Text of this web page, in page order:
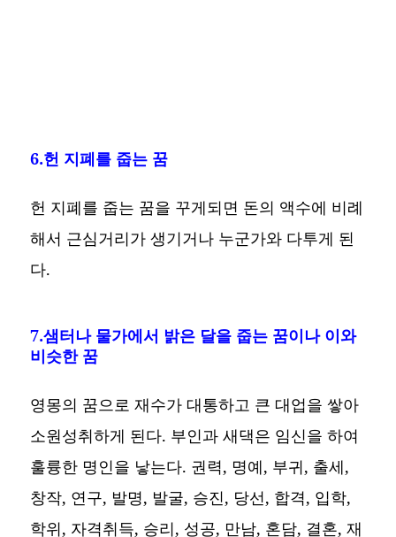
6.헌 지폐를 줍는 꿈
헌 지폐를 줍는 꿈을 꾸게되면 돈의 액수에 비례
해서 근심거리가 생기거나 누군가와 다투게 된
다.
7.샘터나 물가에서 밝은 달을 줍는 꿈이나 이와
비슷한 꿈
영몽의 꿈으로 재수가 대통하고 큰 대업을 쌓아
소원성취하게 된다. 부인과 새댁은 임신을 하여
훌륭한 명인을 낳는다. 권력, 명예, 부귀, 출세,
창작, 연구, 발명, 발굴, 승진, 당선, 합격, 입학,
학위, 자격취득, 승리, 성공, 만남, 혼담, 결혼, 재